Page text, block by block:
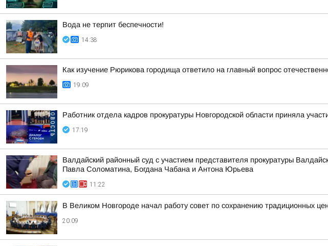
Вода не терпит беспечности!
14:38
Как изучение Рюрикова городища ответило на главный вопрос
19:09
Работник отдела кадров прокуратуры Новгородской области приняла
17:19
Валдайский районный суд с участием представителя прокуратуры
Павла Соломатина, Богдана Чабана и Антона Юрьева
11:22
В Великом Новгороде начал работу совет по сохранению традиционных
20:09